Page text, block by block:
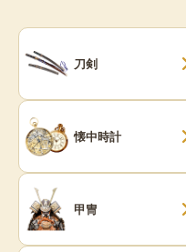
刀剣
懐中時計
甲冑